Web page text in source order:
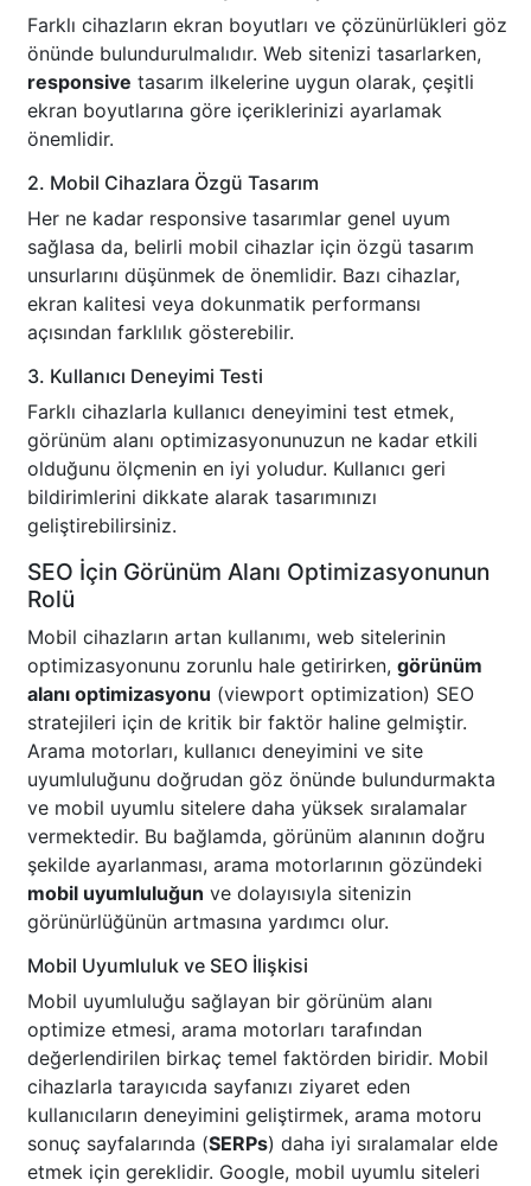
Farklı cihazların ekran boyutları ve çözünürlükleri göz
önünde bulundurulmalıdır. Web sitenizi tasarlarken,
responsive tasarım ilkelerine uygun olarak, çeşitli
ekran boyutlarına göre içeriklerinizi ayarlamak
önemlidir.
2. Mobil Cihazlara Özgü Tasarım
Her ne kadar responsive tasarımlar genel uyum
sağlasa da, belirli mobil cihazlar için özgü tasarım
unsurlarını düşünmek de önemlidir. Bazı cihazlar,
ekran kalitesi veya dokunmatik performansı
açısından farklılık gösterebilir.
3. Kullanıcı Deneyimi Testi
Farklı cihazlarla kullanıcı deneyimini test etmek,
görünüm alanı optimizasyonunuzun ne kadar etkili
olduğunu ölçmenin en iyi yoludur. Kullanıcı geri
bildirimlerini dikkate alarak tasarımınızı
geliştirebilirsiniz.
SEO İçin Görünüm Alanı Optimizasyonunun
Rolü
Mobil cihazların artan kullanımı, web sitelerinin
optimizasyonunu zorunlu hale getirirken, görünüm
alanı optimizasyonu (viewport optimization) SEO
stratejileri için de kritik bir faktör haline gelmiştir.
Arama motorları, kullanıcı deneyimini ve site
uyumluluğunu doğrudan göz önünde bulundurmakta
ve mobil uyumlu sitelere daha yüksek sıralamalar
vermektedir. Bu bağlamda, görünüm alanının doğru
şekilde ayarlanması, arama motorlarının gözündeki
mobil uyumluluğun ve dolayısıyla sitenizin
görünürlüğünün artmasına yardımcı olur.
Mobil Uyumluluk ve SEO İlişkisi
Mobil uyumluluğu sağlayan bir görünüm alanı
optimize etmesi, arama motorları tarafından
değerlendirilen birkaç temel faktörden biridir. Mobil
cihazlarla tarayıcıda sayfanızı ziyaret eden
kullanıcıların deneyimini geliştirmek, arama motoru
sonuç sayfalarında (SERPs) daha iyi sıralamalar elde
etmek için gereklidir. Google, mobil uyumlu siteleri